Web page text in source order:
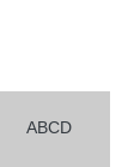
ABCD